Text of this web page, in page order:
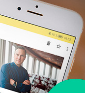
verschärft und
werden.